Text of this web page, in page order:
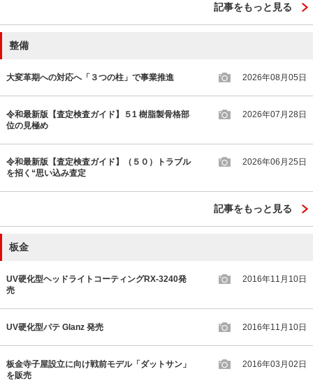
記事をもっと見る
整備
大変革期への対応へ「３つの柱」で事業推進 2026年08月05日
令和最新版【査定検査ガイド】５1 樹脂製骨格部
位の見極め
2026年07月28日
令和最新版【査定検査ガイド】（５０）トラブル
を招く“思い込み査定
2026年06月25日
記事をもっと見る
板金
UV硬化型ヘッドライトコーティングRX-3240発
売
2016年11月10日
UV硬化型パテ Glanz 発売 2016年11月10日
板金寺子屋設立に向け戦前モデル「ダットサン」
を販売
2016年03月02日